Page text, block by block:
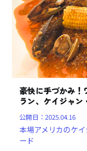
豪快に手づかみ！
ラン、ケイジャン
公開日：2025.04.16
本場アメリカのケ
ード